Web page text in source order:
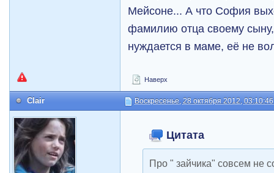
Мейсоне... А что София
фамилию отца своему
нуждается в маме, её не
Наверх
Clair Воскресенье, 28 октября 2012, 03:10:46
Цитата
Про " зайчика" совсем не